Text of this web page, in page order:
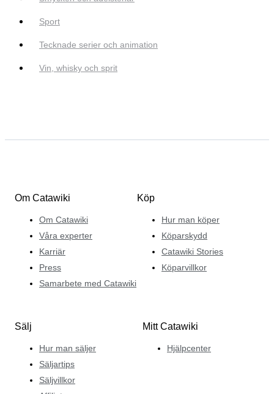
Sport
Tecknade serier och animation
Vin, whisky och sprit
Om Catawiki
Om Catawiki
Våra experter
Karriär
Press
Samarbete med Catawiki
Köp
Hur man köper
Köparskydd
Catawiki Stories
Köparvillkor
Sälj
Hur man säljer
Säljartips
Säljvillkor
Mitt Catawiki
Hjälpcenter